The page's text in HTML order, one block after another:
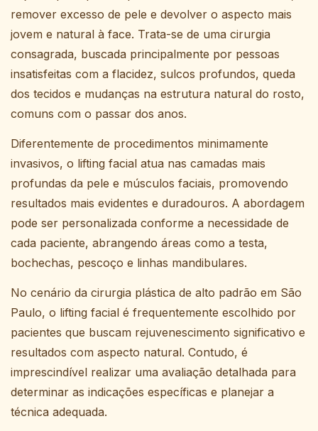
remover excesso de pele e devolver o aspecto mais
jovem e natural à face. Trata-se de uma cirurgia
consagrada, buscada principalmente por pessoas
insatisfeitas com a flacidez, sulcos profundos, queda
dos tecidos e mudanças na estrutura natural do rosto,
comuns com o passar dos anos.
Diferentemente de procedimentos minimamente
invasivos, o lifting facial atua nas camadas mais
profundas da pele e músculos faciais, promovendo
resultados mais evidentes e duradouros. A abordagem
pode ser personalizada conforme a necessidade de
cada paciente, abrangendo áreas como a testa,
bochechas, pescoço e linhas mandibulares.
No cenário da cirurgia plástica de alto padrão em São
Paulo, o lifting facial é frequentemente escolhido por
pacientes que buscam rejuvenescimento significativo e
resultados com aspecto natural. Contudo, é
imprescindível realizar uma avaliação detalhada para
determinar as indicações específicas e planejar a
técnica adequada.